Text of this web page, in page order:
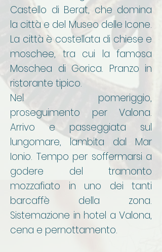
Castello di Berat, che domina
la città e del Museo delle Icone.
La città è costellata di chiese e
moschee, tra cui la famosa
Moschea di Gorica. Pranzo in
ristorante tipico.
Nel pomeriggio,
proseguimento per Valona.
Arrivo e passeggiata sul
lungomare, lambita dal Mar
Ionio. Tempo per soffermarsi a
godere del tramonto
mozzafiato in uno dei tanti
barcaffè della zona.
Sistemazione in hotel a Valona,
cena e pernottamento.